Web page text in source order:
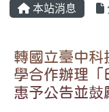
本站消息
轉國立臺中科
學合作辦理「
惠予公告並鼓